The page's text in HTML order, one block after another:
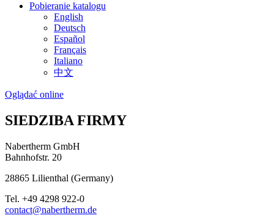
Pobieranie katalogu
English
Deutsch
Español
Français
Italiano
中文
Oglądać online
SIEDZIBA FIRMY
Nabertherm GmbH
Bahnhofstr. 20
28865 Lilienthal (Germany)
Tel. +49 4298 922-0
contact@nabertherm.de